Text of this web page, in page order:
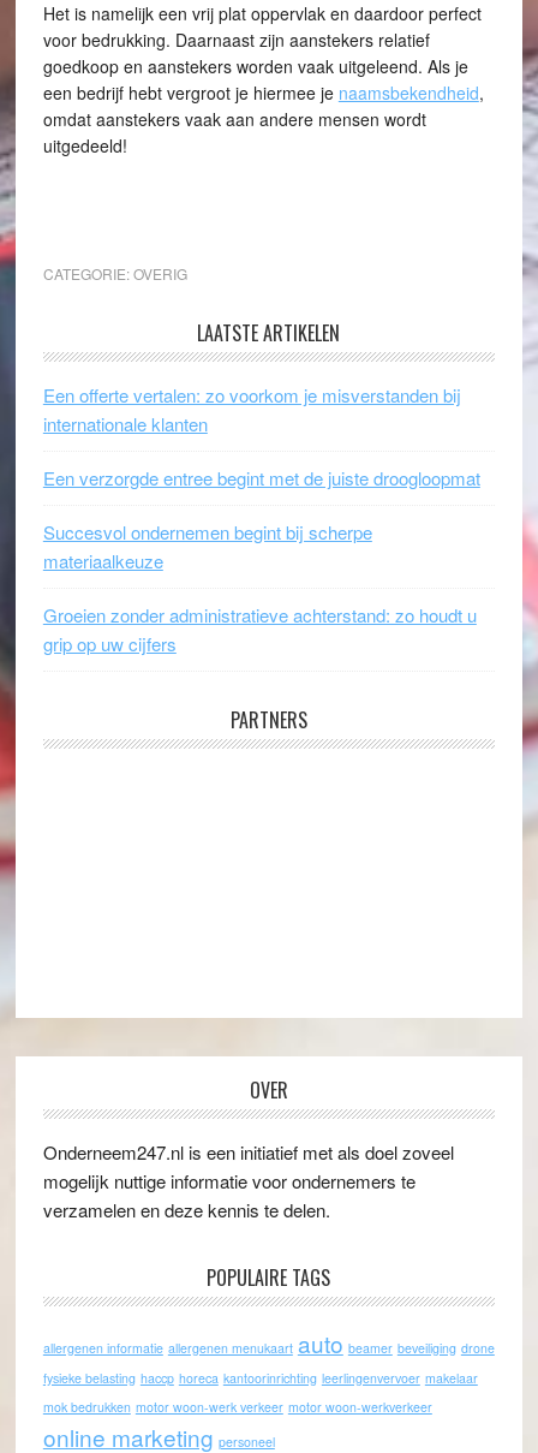
Het is namelijk een vrij plat oppervlak en daardoor perfect
voor bedrukking. Daarnaast zijn aanstekers relatief
goedkoop en aanstekers worden vaak uitgeleend. Als je
een bedrijf hebt vergroot je hiermee je naamsbekendheid,
omdat aanstekers vaak aan andere mensen wordt
uitgedeeld!
CATEGORIE:OVERIG
LAATSTE ARTIKELEN
Een offerte vertalen: zo voorkom je misverstanden bij
internationale klanten
Een verzorgde entree begint met de juiste droogloopmat
Succesvol ondernemen begint bij scherpe
materiaalkeuze
Groeien zonder administratieve achterstand: zo houdt u
grip op uw cijfers
PARTNERS
OVER
Onderneem247.nl is een initiatief met als doel zoveel
mogelijk nuttige informatie voor ondernemers te
verzamelen en deze kennis te delen.
POPULAIRE TAGS
allergenen informatie allergenen menukaart auto beamer beveiliging drone
fysieke belasting haccp horeca kantoorinrichting leerlingenvervoer makelaar
mok bedrukken motor woon-werk verkeer motor woon-werkverkeer
online marketing personeel